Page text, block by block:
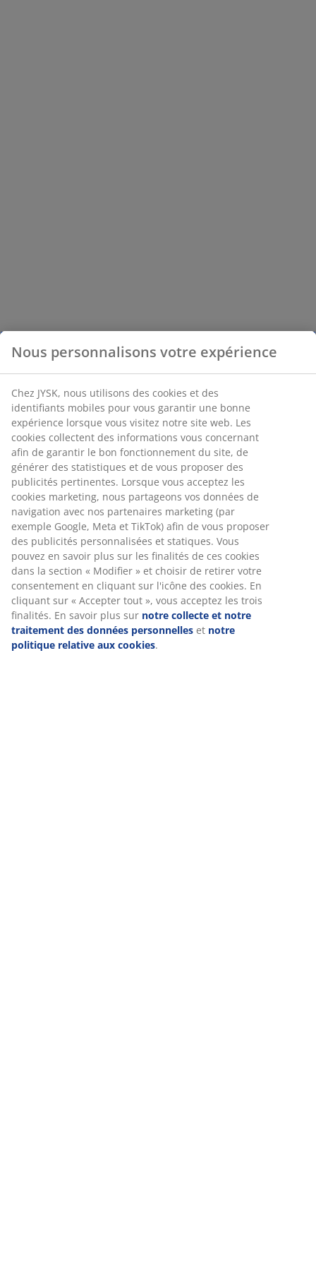
Nous personnalisons votre expérience
Chez JYSK, nous utilisons des cookies et des
identifiants mobiles pour vous garantir une bonne
expérience lorsque vous visitez notre site web. Les
cookies collectent des informations vous concernant
afin de garantir le bon fonctionnement du site, de
générer des statistiques et de vous proposer des
publicités pertinentes. Lorsque vous acceptez les
cookies marketing, nous partageons vos données de
navigation avec nos partenaires marketing (par
exemple Google, Meta et TikTok) afin de vous proposer
des publicités personnalisées et statiques. Vous
pouvez en savoir plus sur les finalités de ces cookies
dans la section « Modifier » et choisir de retirer votre
consentement en cliquant sur l'icône des cookies. En
cliquant sur « Accepter tout », vous acceptez les trois
finalités. En savoir plus sur notre collecte et notre
traitement des données personnelles et notre
politique relative aux cookies.